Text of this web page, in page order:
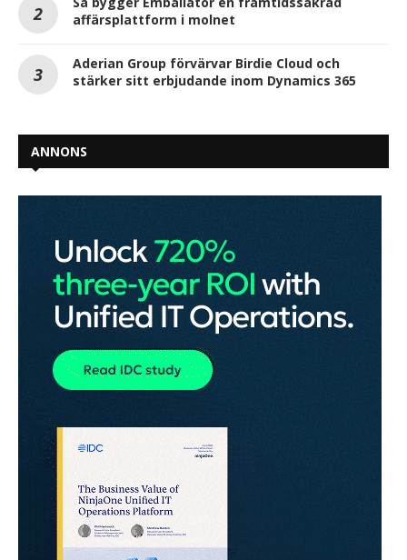
affärsplattform i molnet
Aderian Group förvärvar Birdie Cloud och
stärker sitt erbjudande inom Dynamics 365
ANNONS